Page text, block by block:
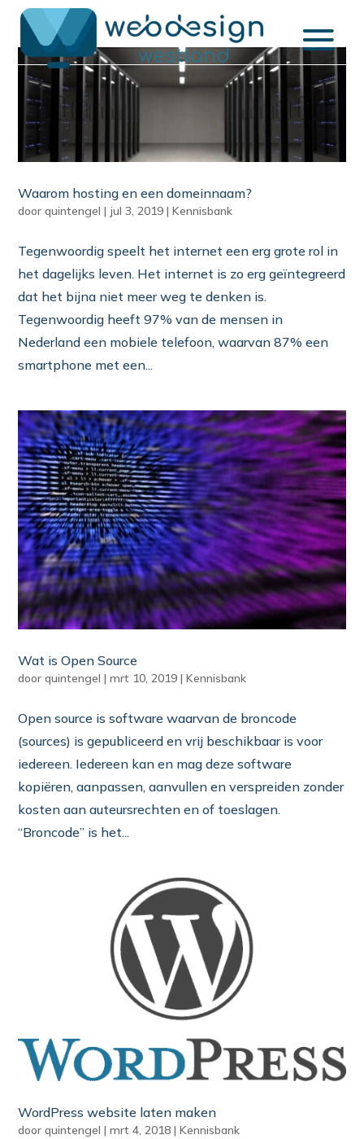
Waarom hosting en een domeinnaam?
doorquintengel | jul 3, 2019 |Kennisbank
Tegenwoordig speelt het internet een erg grote rol in
het dagelijks leven. Het internet is zo erg geïntegreerd
dat het bijna niet meer weg te denken is.
Tegenwoordig heeft 97% van de mensen in
Nederland een mobiele telefoon, waarvan 87% een
smartphone met een...
Wat is Open Source
doorquintengel |mrt 10, 2019 |Kennisbank
Open source is software waarvan de broncode
(sources) is gepubliceerd en vrij beschikbaar is voor
iedereen. Iedereen kan en mag deze software
kopiëren, aanpassen, aanvullen en verspreiden zonder
kosten aan auteursrechten en of toeslagen.
“Broncode” is het...
WordPress website laten maken
doorquintengel |mrt 4, 2018 |Kennisbank